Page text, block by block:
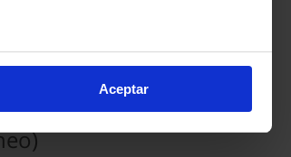
de varios metros
(huellas digitales)
sus preferencias en la
de cookies.
Aceptar